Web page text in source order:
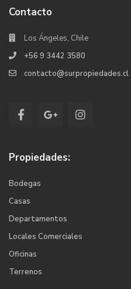
Contacto
Los Ángeles, Chile
+56 9 3442 3580
contacto@surpropiedades.cl
Propiedades:
Bodegas
Casas
Departamentos
Locales Comerciales
Oficinas
Terrenos